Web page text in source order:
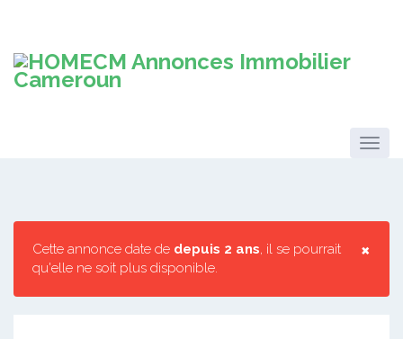
×
Cette annonce date de depuis 2 ans, il se pourrait
qu'elle ne soit plus disponible.